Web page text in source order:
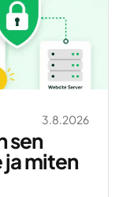
3.8.2026
sen
miten